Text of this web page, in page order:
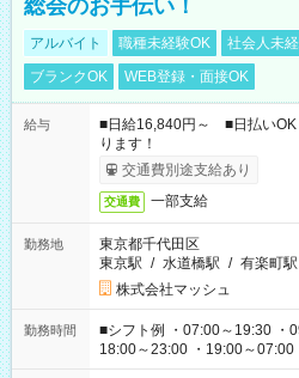
総会のお手伝い！
アルバイト 職種未経験OK 社会人未
ブランクOK
WEB登録・面接OK
給与
■日給16,840円～ ■日払い
ります！
交通費別途支給あり
交通費 一部支給
勤務地
東京都千代田区
東京駅 / 水道橋駅 / 有楽町駅
株式会社マッシュ
勤務時間
■シフト例 ・07:00～19:30 ・
18:00～23:00 ・19:00～
etc ★最短で3時間で5,120円のお仕事から 15時間で2万円近く稼